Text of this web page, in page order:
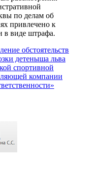
по делам об
привлечено к
в виде штрафа.
обстоятельств
детеныша льва
спортивной
компании